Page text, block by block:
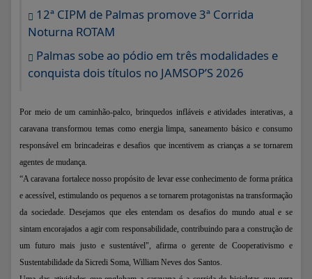
12ª CIPM de Palmas promove 3ª Corrida
Noturna ROTAM
Palmas sobe ao pódio em três modalidades e
conquista dois títulos no JAMSOP’S 2026
Por meio de um caminhão-palco, brinquedos infláveis e atividades interativas, a
caravana transformou temas como energia limpa, saneamento básico e consumo
responsável em brincadeiras e desafios que incentivem as crianças a se tornarem
agentes de mudança.
“A caravana fortalece nosso propósito de levar esse conhecimento de forma prática
e acessível, estimulando os pequenos a se tornarem protagonistas na transformação
da sociedade. Desejamos que eles entendam os desafios do mundo atual e se
sintam encorajados a agir com responsabilidade, contribuindo para a construção de
um futuro mais justo e sustentável", afirma o gerente de Cooperativismo e
Sustentabilidade da Sicredi Soma, William Neves dos Santos.